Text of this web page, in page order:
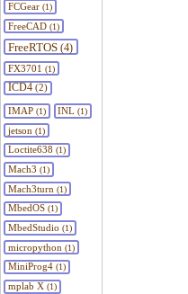
FCGear(1)
FreeCAD(1)
FreeRTOS (4)
FX3701 (1)
ICD4 (2)
IMAP(1) INL (1)
jetson (1)
Loctite638 (1)
Mach3 (1)
Mach3turn (1)
MbedOS(1)
MbedStudio (1)
micropython (1)
MiniProg4(1)
mplab X(1)